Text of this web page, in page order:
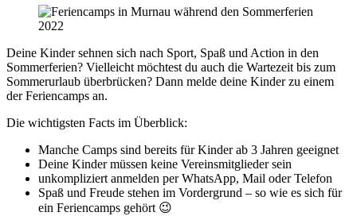
Deine Kinder sehnen sich nach Sport, Spaß und Action in den
Sommerferien? Vielleicht möchtest du auch die Wartezeit bis zum
Sommerurlaub überbrücken? Dann melde deine Kinder zu einem
der Feriencamps an.
Die wichtigsten Facts im Überblick:
Manche Camps sind bereits für Kinder ab 3 Jahren geeignet
Deine Kinder müssen keine Vereinsmitglieder sein
unkompliziert anmelden per WhatsApp, Mail oder Telefon
Spaß und Freude stehen im Vordergrund – so wie es sich für
ein Feriencamps gehört 😉